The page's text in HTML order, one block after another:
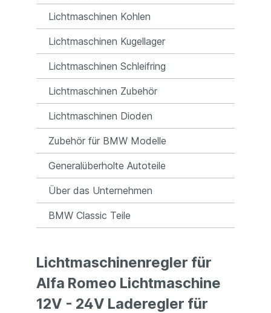
Lichtmaschinen Kohlen
Lichtmaschinen Kugellager
Lichtmaschinen Schleifring
Lichtmaschinen Zubehör
Lichtmaschinen Dioden
Zubehör für BMW Modelle
Generalüberholte Autoteile
Über das Unternehmen
BMW Classic Teile
Lichtmaschinenregler für
Alfa Romeo Lichtmaschine
12V - 24V Laderegler für